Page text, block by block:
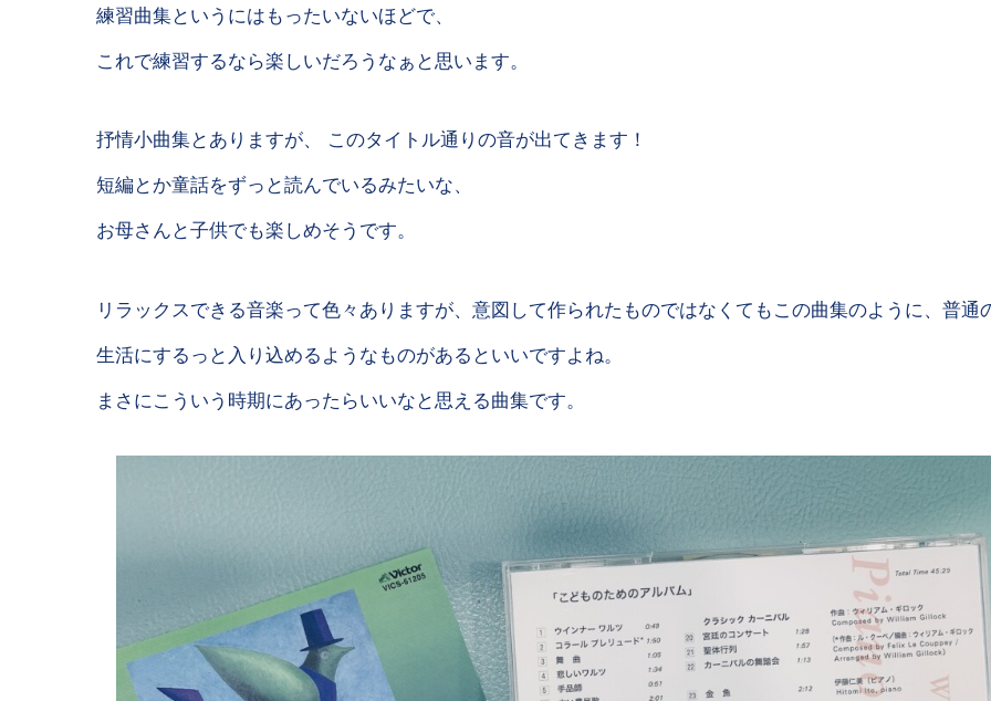
練習曲集というにはもったいないほどで、
これで練習するなら楽しいだろうなぁと思います。
抒情小曲集とありますが、 このタイトル通りの音が出てきます！
短編とか童話をずっと読んでいるみたいな、
お母さんと子供でも楽しめそうです。
リラックスできる音楽って色々ありますが、意図して作られたものではなくてもこの曲集のように、普通
生活にするっと入り込めるようなものがあるといいですよね。
まさにこういう時期にあったらいいなと思える曲集です。